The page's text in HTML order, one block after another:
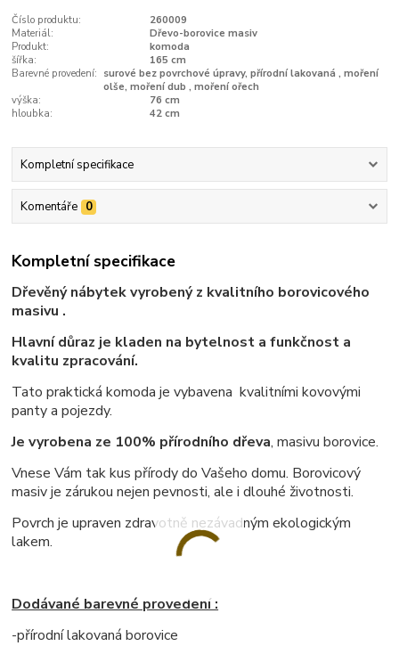
Číslo produktu:
260009
Materiál:
Dřevo-borovice masiv
Produkt:
komoda
šířka:
165 cm
Barevné provedení: surové bez povrchové úpravy, přírodní lakovaná , moření
olše, moření dub , moření ořech
výška:
76 cm
hloubka:
42 cm
Kompletní specifikace
Komentáře 0
Kompletní specifikace
Dřevěný nábytek vyrobený z kvalitního borovicového
masivu .
Hlavní důraz je kladen na bytelnost a funkčnost a
kvalitu zpracování.
Tato praktická komoda je vybavena kvalitními kovovými
panty a pojezdy.
Je vyrobena ze 100% přírodního dřeva, masivu borovice.
Vnese Vám tak kus přírody do Vašeho domu. Borovicový
masiv je zárukou nejen pevnosti, ale i dlouhé životnosti.
Povrch je upraven zdravotně nezávadným ekologickým
lakem.
Dodávané barevné provedení :
-přírodní lakovaná borovice